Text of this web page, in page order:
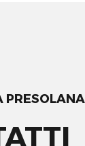
PRESOLANA